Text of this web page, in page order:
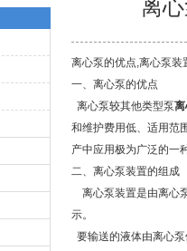
离
离心泵的优点,离心泵装
一、离心泵的优点
离心泵较其他类型泵
和维护费用低、适用范
产中应用极为广泛的一
二、离心泵装置的组成
离心泵装置是由离心
示。
要输送的液体由离心